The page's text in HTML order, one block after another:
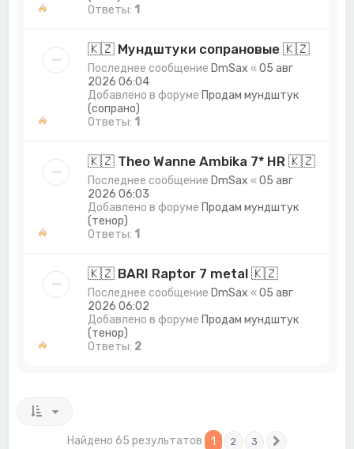
Ответы: 1
🇰🇿 Мундштуки сопрановые 🇰🇿
Последнее сообщение DmSax «05 авг
2026 06:04
Добавлено в форуме Продам мундштук
(сопрано)
Ответы: 1
🇰🇿 Theo Wanne Ambika 7* HR 🇰🇿
Последнее сообщение DmSax «05 авг
2026 06:03
Добавлено в форуме Продам мундштук
(тенор)
Ответы: 1
🇰🇿 BARI Raptor 7 metal 🇰🇿
Последнее сообщение DmSax «05 авг
2026 06:02
Добавлено в форуме Продам мундштук
(тенор)
Ответы: 2
Найдено 65 результатов 1 2 3